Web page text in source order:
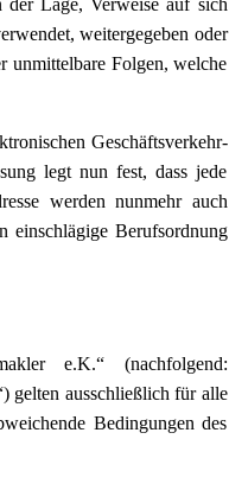
weitergegeben oder
unmittelbare Folgen, welche
Geschäftsverkehr-
legt nun fest, dass jede
werden nunmehr auch
einschlägige Berufsordnung
e.K.“ (nachfolgend:
gelten ausschließlich für alle
Bedingungen des